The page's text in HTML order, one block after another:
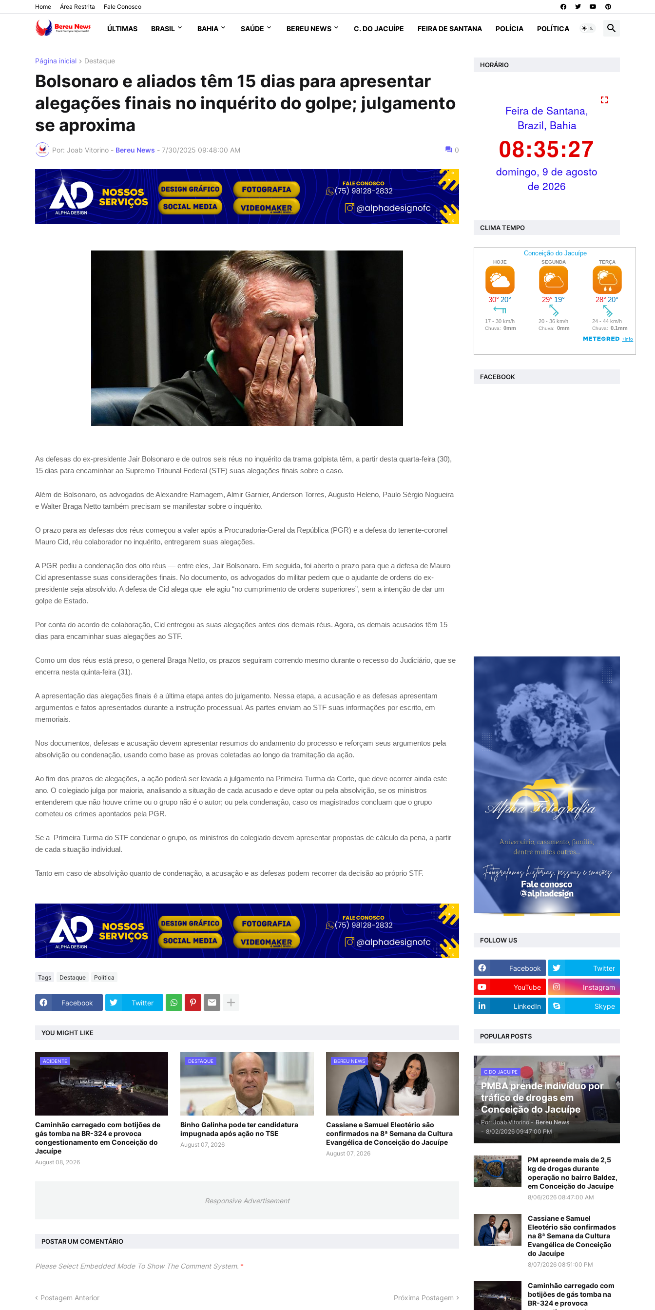
Home Área Restrita Fale Conosco
ÚLTIMAS BRASIL BAHIA SAÚDE BEREU NEWS C. DO JACUÍPE FEIRA DE SANTANA POLÍCIA POLÍTICA
Página inicial Destaque
Bolsonaro e aliados têm 15 dias para apresentar
alegações finais no inquérito do golpe; julgamento
se aproxima
Por: Joab Vitorino - Bereu News - 7/30/2025 09:48:00 AM 0
As defesas do ex-presidente Jair Bolsonaro e de outros seis réus no inquérito da trama golpista têm, a partir desta quarta-feira (30),
15 dias para encaminhar ao Supremo Tribunal Federal (STF) suas alegações finais sobre o caso.
Além de Bolsonaro, os advogados de Alexandre Ramagem, Almir Garnier, Anderson Torres, Augusto Heleno, Paulo Sérgio Nogueira
e Walter Braga Netto também precisam se manifestar sobre o inquérito.
O prazo para as defesas dos réus começou a valer após a Procuradoria-Geral da República (PGR) e a defesa do tenente-coronel
Mauro Cid, réu colaborador no inquérito, entregarem suas alegações.
A PGR pediu a condenação dos oito réus — entre eles, Jair Bolsonaro. Em seguida, foi aberto o prazo para que a defesa de Mauro
Cid apresentasse suas considerações finais. No documento, os advogados do militar pedem que o ajudante de ordens do ex-
presidente seja absolvido. A defesa de Cid alega que ele agiu “no cumprimento de ordens superiores”, sem a intenção de dar um
golpe de Estado.
Por conta do acordo de colaboração, Cid entregou as suas alegações antes dos demais réus. Agora, os demais acusados têm 15
dias para encaminhar suas alegações ao STF.
Como um dos réus está preso, o general Braga Netto, os prazos seguiram correndo mesmo durante o recesso do Judiciário, que se
encerra nesta quinta-feira (31).
A apresentação das alegações finais é a última etapa antes do julgamento. Nessa etapa, a acusação e as defesas apresentam
argumentos e fatos apresentados durante a instrução processual. As partes enviam ao STF suas informações por escrito, em
memoriais.
Nos documentos, defesas e acusação devem apresentar resumos do andamento do processo e reforçam seus argumentos pela
absolvição ou condenação, usando como base as provas coletadas ao longo da tramitação da ação.
Ao fim dos prazos de alegações, a ação poderá ser levada a julgamento na Primeira Turma da Corte, que deve ocorrer ainda este
ano. O colegiado julga por maioria, analisando a situação de cada acusado e deve optar ou pela absolvição, se os ministros
entenderem que não houve crime ou o grupo não é o autor; ou pela condenação, caso os magistrados concluam que o grupo
cometeu os crimes apontados pela PGR.
Se a Primeira Turma do STF condenar o grupo, os ministros do colegiado devem apresentar propostas de cálculo da pena, a partir
de cada situação individual.
Tanto em caso de absolvição quanto de condenação, a acusação e as defesas podem recorrer da decisão ao próprio STF.
Tags Destaque Política
Facebook Twitter
YOU MIGHT LIKE
ACIDENTE
Caminhão carregado com botijões de
gás tomba na BR-324 e provoca
congestionamento em Conceição do
Jacuípe
August 08, 2026
DESTAQUE
Binho Galinha pode ter candidatura
impugnada após ação no TSE
August 07, 2026
BEREU NEWS
Cassiane e Samuel Eleotério são
confirmados na 8ª Semana da Cultura
Evangélica de Conceição do Jacuípe
August 07, 2026
Responsive Advertisement
POSTAR UM COMENTÁRIO
Please Select Embedded Mode To Show The Comment System. *
Postagem Anterior Próxima Postagem
HORÁRIO
CLIMA TEMPO
FACEBOOK
FOLLOW US
Facebook Twitter
YouTube Instagram
LinkedIn Skype
POPULAR POSTS
C.DO JACUÍPE
PMBA prende indivíduo por
tráfico de drogas em
Conceição do Jacuípe
Por: Joab Vitorino - Bereu News
- 8/02/2026 09:47:00 PM
PM apreende mais de 2,5
kg de drogas durante
operação no bairro Baldez,
em Conceição do Jacuípe
8/06/2026 08:47:00 AM
Cassiane e Samuel
Eleotério são confirmados
na 8ª Semana da Cultura
Evangélica de Conceição
do Jacuípe
8/07/2026 08:51:00 PM
Caminhão carregado com
botijões de gás tomba na
BR-324 e provoca